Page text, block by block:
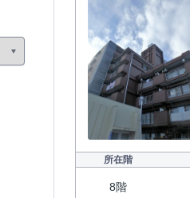
所在階
8階